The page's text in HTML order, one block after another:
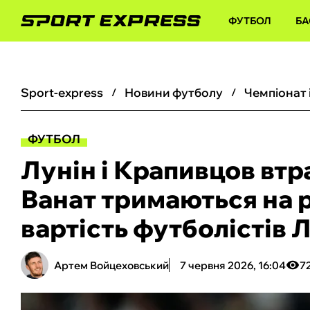
ФУТБОЛ
sport-express новини футболу
ФУТБОЛ
Лунін і Крапивцов
Ванат тримаються на
вартість футболістів
Артем Войцеховський 7 червня 2026, 16:04